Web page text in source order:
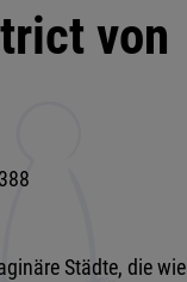
von
Städte, die wie